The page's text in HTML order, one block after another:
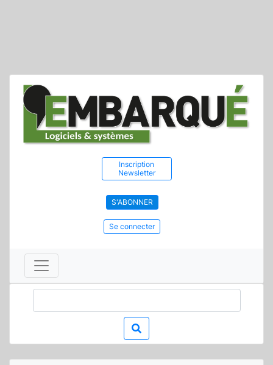
Inscription
Newsletter
S'ABONNER
Se connecter